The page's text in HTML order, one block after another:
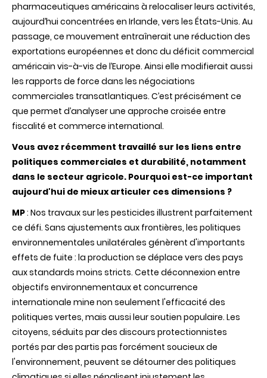
pharmaceutiques américains à relocaliser leurs activités,
aujourd’hui concentrées en Irlande, vers les États-Unis. Au
passage, ce mouvement entraînerait une réduction des
exportations européennes et donc du déficit commercial
américain vis-à-vis de l’Europe. Ainsi elle modifierait aussi
les rapports de force dans les négociations
commerciales transatlantiques. C’est précisément ce
que permet d’analyser une approche croisée entre
fiscalité et commerce international.
Vous avez récemment travaillé sur les liens entre
politiques commerciales et durabilité, notamment
dans le secteur agricole. Pourquoi est-ce important
aujourd'hui de mieux articuler ces dimensions ?
MP: Nos travaux sur les pesticides illustrent parfaitement
ce défi. Sans ajustements aux frontières, les politiques
environnementales unilatérales génèrent d'importants
effets de fuite : la production se déplace vers des pays
aux standards moins stricts. Cette déconnexion entre
objectifs environnementaux et concurrence
internationale mine non seulement l'efficacité des
politiques vertes, mais aussi leur soutien populaire. Les
citoyens, séduits par des discours protectionnistes
portés par des partis pas forcément soucieux de
l'environnement, peuvent se détourner des politiques